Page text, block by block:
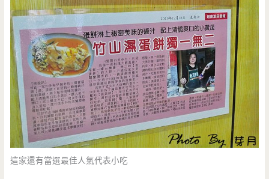
這家還有當選最佳人氣代表小吃